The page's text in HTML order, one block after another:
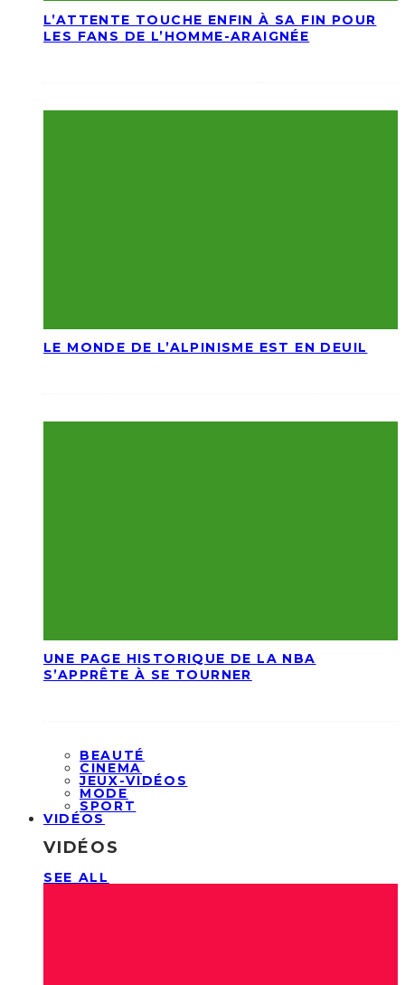
L’ATTENTE TOUCHE ENFIN À SA FIN POUR
LES FANS DE L’HOMME-ARAIGNÉE
LE MONDE DE L’ALPINISME EST EN DEUIL
UNE PAGE HISTORIQUE DE LA NBA
S’APPRÊTE À SE TOURNER
BEAUTÉ
CINEMA
JEUX-VIDÉOS
MODE
SPORT
VIDÉOS
VIDÉOS
SEE ALL